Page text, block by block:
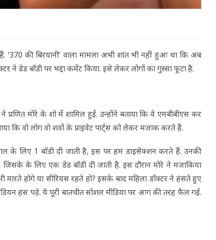
की बिरयानी’ वाला मामला अभी शांत भी नहीं हुआ था कि अब
ने डेड बॉडी पर भद्दा कमेंट किया. इसे लेकर लोगों का गुस्सा फूटा है.
मोरे के शो में शामिल हुईं. उन्होंने बताया कि वे एमबीबीएस कर
कि वो लोग वो शवों के प्राइवेट पार्ट्स को लेकर मजाक करते हैं.
के लिए 1 बॉडी दी जाती है, इस पर हम डाइसेक्शन करते हैं. उनकी
के लिए एक डेड बॉडी दी जाती है. इस दौरान मोरे ने मजाकिया
होगे या सीरियस रहते हो? इसके बाद महिला डॉक्टर ने हंसते हुए
हंस पड़े. ये पूरी बातचीत सोशल मीडिया पर आग की तरह फैल गई.